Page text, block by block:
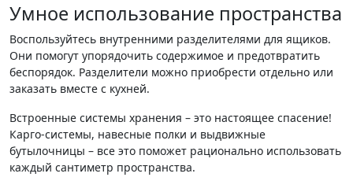
Умное использование пространства
Воспользуйтесь внутренними разделителями для ящиков.
Они помогут упорядочить содержимое и предотвратить
беспорядок. Разделители можно приобрести отдельно или
заказать вместе с кухней.
Встроенные системы хранения – это настоящее спасение!
Карго-системы, навесные полки и выдвижные
бутылочницы – все это поможет рационально использовать
каждый сантиметр пространства.